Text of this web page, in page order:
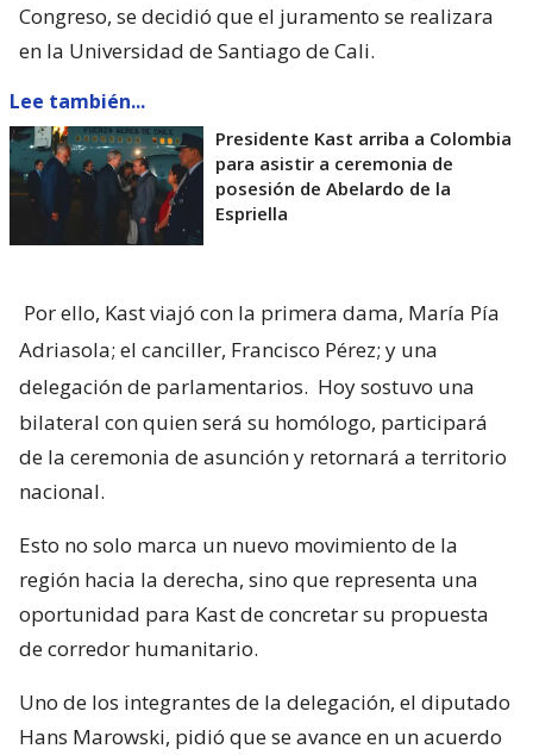
Congreso, se decidió que el juramento se realizara
en la Universidad de Santiago de Cali.
Lee también...
Presidente Kast arriba a Colombia
para asistir a ceremonia de
posesión de Abelardo de la
Espriella
Por ello, Kast viajó con la primera dama, María Pía
Adriasola; el canciller, Francisco Pérez; y una
delegación de parlamentarios. Hoy sostuvo una
bilateral con quien será su homólogo, participará
de la ceremonia de asunción y retornará a territorio
nacional.
Esto no solo marca un nuevo movimiento de la
región hacia la derecha, sino que representa una
oportunidad para Kast de concretar su propuesta
de corredor humanitario.
Uno de los integrantes de la delegación, el diputado
Hans Marowski, pidió que se avance en un acuerdo